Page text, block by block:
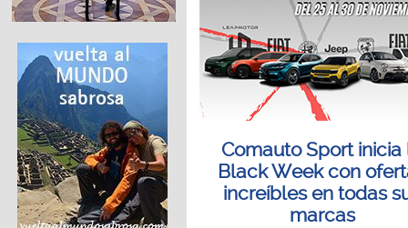
Comauto Sport inicia
Black Week con
increíbles en todas
marcas